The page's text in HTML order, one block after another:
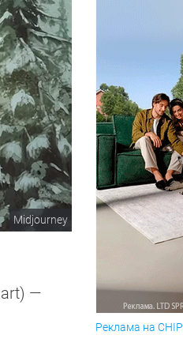
Midjourney
—
Реклама на CHIP